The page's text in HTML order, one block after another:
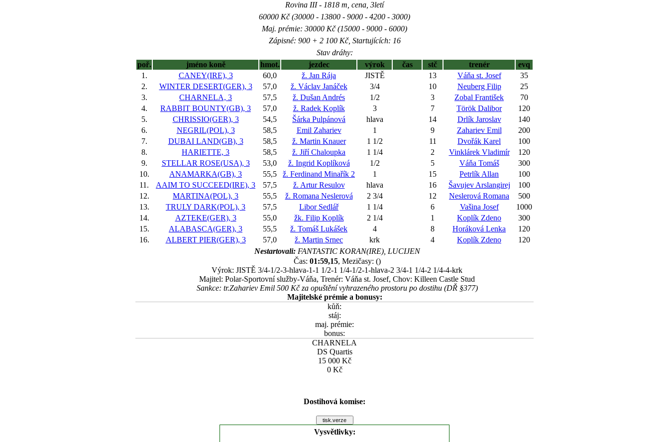
Rovina III - 1818 m, cena, 3letí
60000 Kč (30000 - 13800 - 9000 - 4200 - 3000)
Maj. prémie: 30000 Kč (15000 - 9000 - 6000)
Zápisné: 900 + 2 100 Kč, Startujících: 16
Stav dráhy:
poř.
jméno koně hmot. jezdec výrok čas stč trenér
evq
1.
CANEY(IRE), 3 60,0 ž. Jan Rája JISTĚ 13 Váňa st. Josef
35
2.
WINTER DESERT(GER), 3 57,0 ž. Václav Janáček 3/4 10 Neuberg Filip
25
3.
CHARNELA, 3 57,5 ž. Dušan Andrés 1/2 3 Zobal František
70
4.
RABBIT BOUNTY(GB), 3 57,0 ž. Radek Koplík 3 7 Török Dalibor
120
5.
CHRISSIO(GER), 3 54,5 Šárka Pulpánová hlava 14 Drlík Jaroslav
140
6.
NEGRIL(POL), 3 58,5 Emil Zahariev 1 9 Zahariev Emil
200
7.
DUBAI LAND(GB), 3 58,5 ž. Martin Knauer 1 1/2 11 Dvořák Karel
100
8.
HARIETTE, 3 58,5 ž. Jiří Chaloupka 1 1/4 2 Vinklárek Vladimír
120
9.
STELLAR ROSE(USA), 3 53,0 ž. Ingrid Koplíková 1/2 5 Váňa Tomáš
300
10.
ANAMARKA(GB), 3 55,5 ž. Ferdinand Minařík 2 1 15 Petrlík Allan
100
11.
AAIM TO SUCCEED(IRE), 3 57,5 ž. Artur Resulov hlava 16 Šavujev Arslangirej
100
12.
MARTINA(POL), 3 55,5 ž. Romana Neslerová 2 3/4 12 Neslerová Romana
500
13.
TRULY DARK(POL), 3 57,5 Libor Sedlář 1 1/4 6 Vašina Josef
1000
14.
AZTEKE(GER), 3 55,0 žk. Filip Koplík 2 1/4 1 Koplík Zdeno
300
15.
ALABASCA(GER), 3 55,5 ž. Tomáš Lukášek 4 8 Horáková Lenka
120
16.
ALBERT PIER(GER), 3 57,0 ž. Martin Srnec krk 4 Koplík Zdeno
120
Nestartovali:FANTASTIC KORAN(IRE), LUCIJEN
Čas: 01:59,15, Mezičasy: ()
Výrok: JISTĚ 3/4-1/2-3-hlava-1-1 1/2-1 1/4-1/2-1-hlava-2 3/4-1 1/4-2 1/4-4-krk
Majitel: Polar-Sportovní služby-Váňa, Trenér: Váňa st. Josef, Chov: Killeen Castle Stud
Sankce: tr.Zahariev Emil 500 Kč za opuštění vyhrazeného prostoru po dostihu (DŘ §377)
Majitelské prémie a bonusy:
kůň:
stáj:
maj. prémie:
bonus:
CHARNELA
DS Quartis
15 000 Kč
0 Kč
Dostihová komise:
Vysvětlivky: